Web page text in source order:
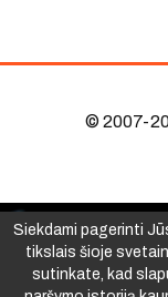
© 2007-
Siekdami pagerinti
tikslais šioje
sutinkate, kad